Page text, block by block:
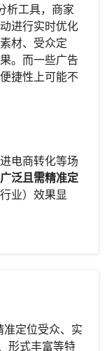
析工具，商家
进行实时优化
材、受众定
。而一些广告
捷性上可能不
电商转化等场
泛且需精准定
业）效果显
定位受众、实
形式丰富等特